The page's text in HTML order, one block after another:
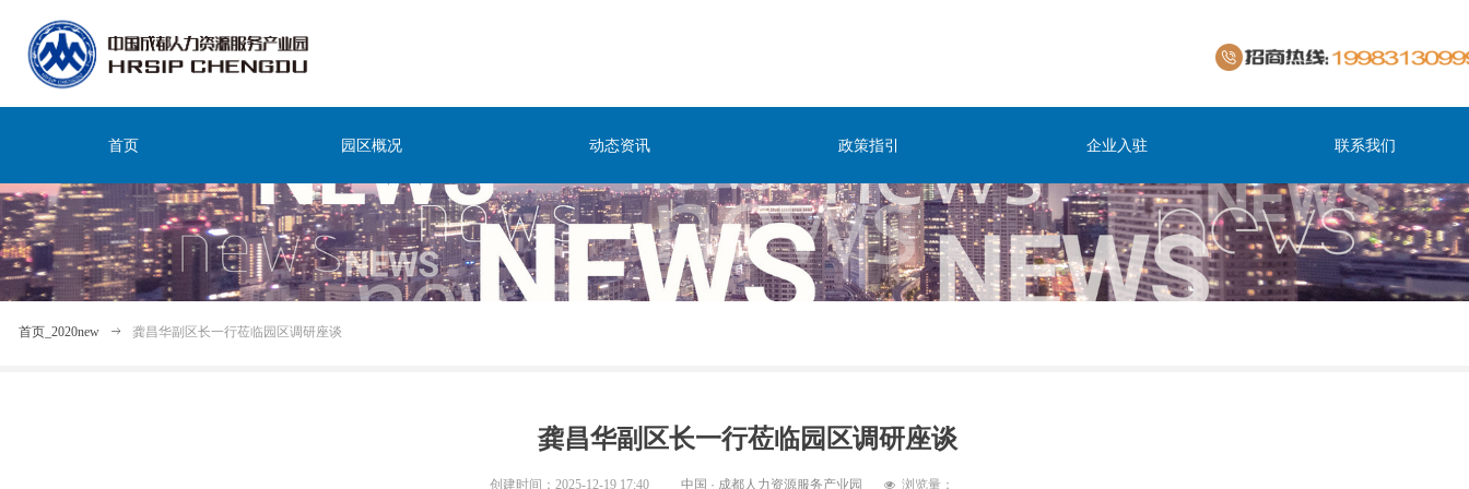
首页 园区概况 动态资讯 政策指引 企业入驻 联系我们
龚昌华副区长一行莅临园区调研座谈
创建时间： 2025-12-19 17:40 넶 浏览量：
中国 · 成都人力资源服务产业园
首页_2020new ꁹ 龚昌华副区长一行莅临园区调研座谈